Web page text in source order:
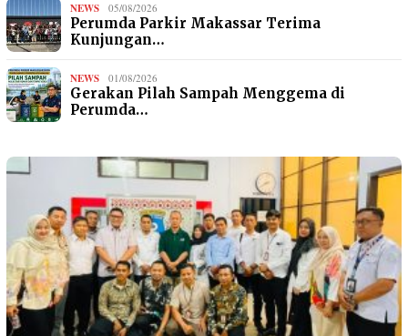
NEWS 05/08/2026
Perumda Parkir Makassar Terima
Kunjungan…
NEWS 01/08/2026
Gerakan Pilah Sampah Menggema di
Perumda…